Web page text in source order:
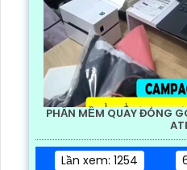
PHẦN MỀM QUAY ĐÓNG
Lần xem: 1254